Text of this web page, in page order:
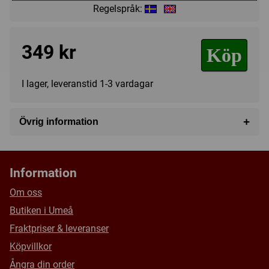
Regelspråk:
349 kr Köp
I lager, leveranstid 1-3 vardagar
Övrig information +
Länkar: Tillverkarens hemsida
Försälj. rank:
Information
Om oss
Butiken i Umeå
Fraktpriser & leveranser
Köpvillkor
Ångra din order